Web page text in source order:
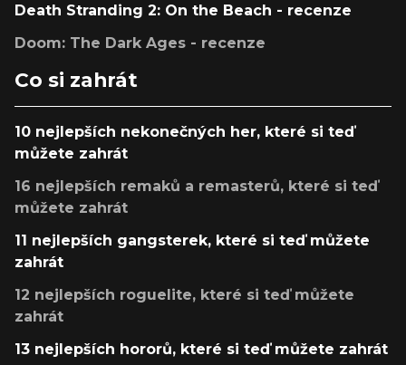
Death Stranding 2: On the Beach - recenze
Doom: The Dark Ages - recenze
Co si zahrát
10 nejlepších nekonečných her, které si teď
můžete zahrát
16 nejlepších remaků a remasterů, které si teď
můžete zahrát
11 nejlepších gangsterek, které si teď můžete
zahrát
12 nejlepších roguelite, které si teď můžete
zahrát
13 nejlepších hororů, které si teď můžete zahrát